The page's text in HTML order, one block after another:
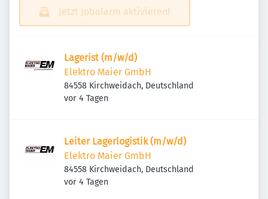
Jetzt Jobalarm aktivieren!
Lagerist (m/w/d)
Elektro Maier GmbH
84558 Kirchweidach, Deutschland
Veröffentlicht
vor 4 Tagen
Leiter Lagerlogistik (m/w/d)
Elektro Maier GmbH
84558 Kirchweidach, Deutschland
Veröffentlicht
vor 4 Tagen